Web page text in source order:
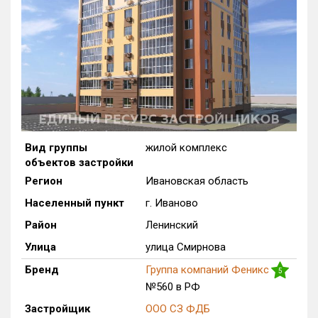
Цена
от до
Общая площадь, м²
от до
Срок сдачи
от до
Вид объекта
Кол-во комнат
Только новые
Оценка ЕРЗ ЖК
от
с продажами
Вид группы
объектов застройки
жилой комплекс
Регион
Ивановская область
Населенный пункт
г. Иваново
Район
Ленинский
Улица
улица Смирнова
Бренд
Группа компаний Феникс 5
№560 в РФ
Застройщик
ООО СЗ ФДБ